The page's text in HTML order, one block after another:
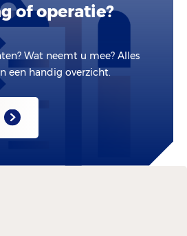
of operatie?
Wat neemt u mee? Alles
een handig overzicht.